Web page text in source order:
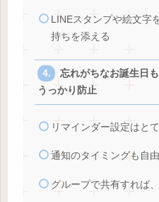
LINEスタンプや絵文字
持ちを添える
忘れがちなお誕生日
うっかり防止
リマインダー設定はと
通知のタイミングも自
グループで共有すれば